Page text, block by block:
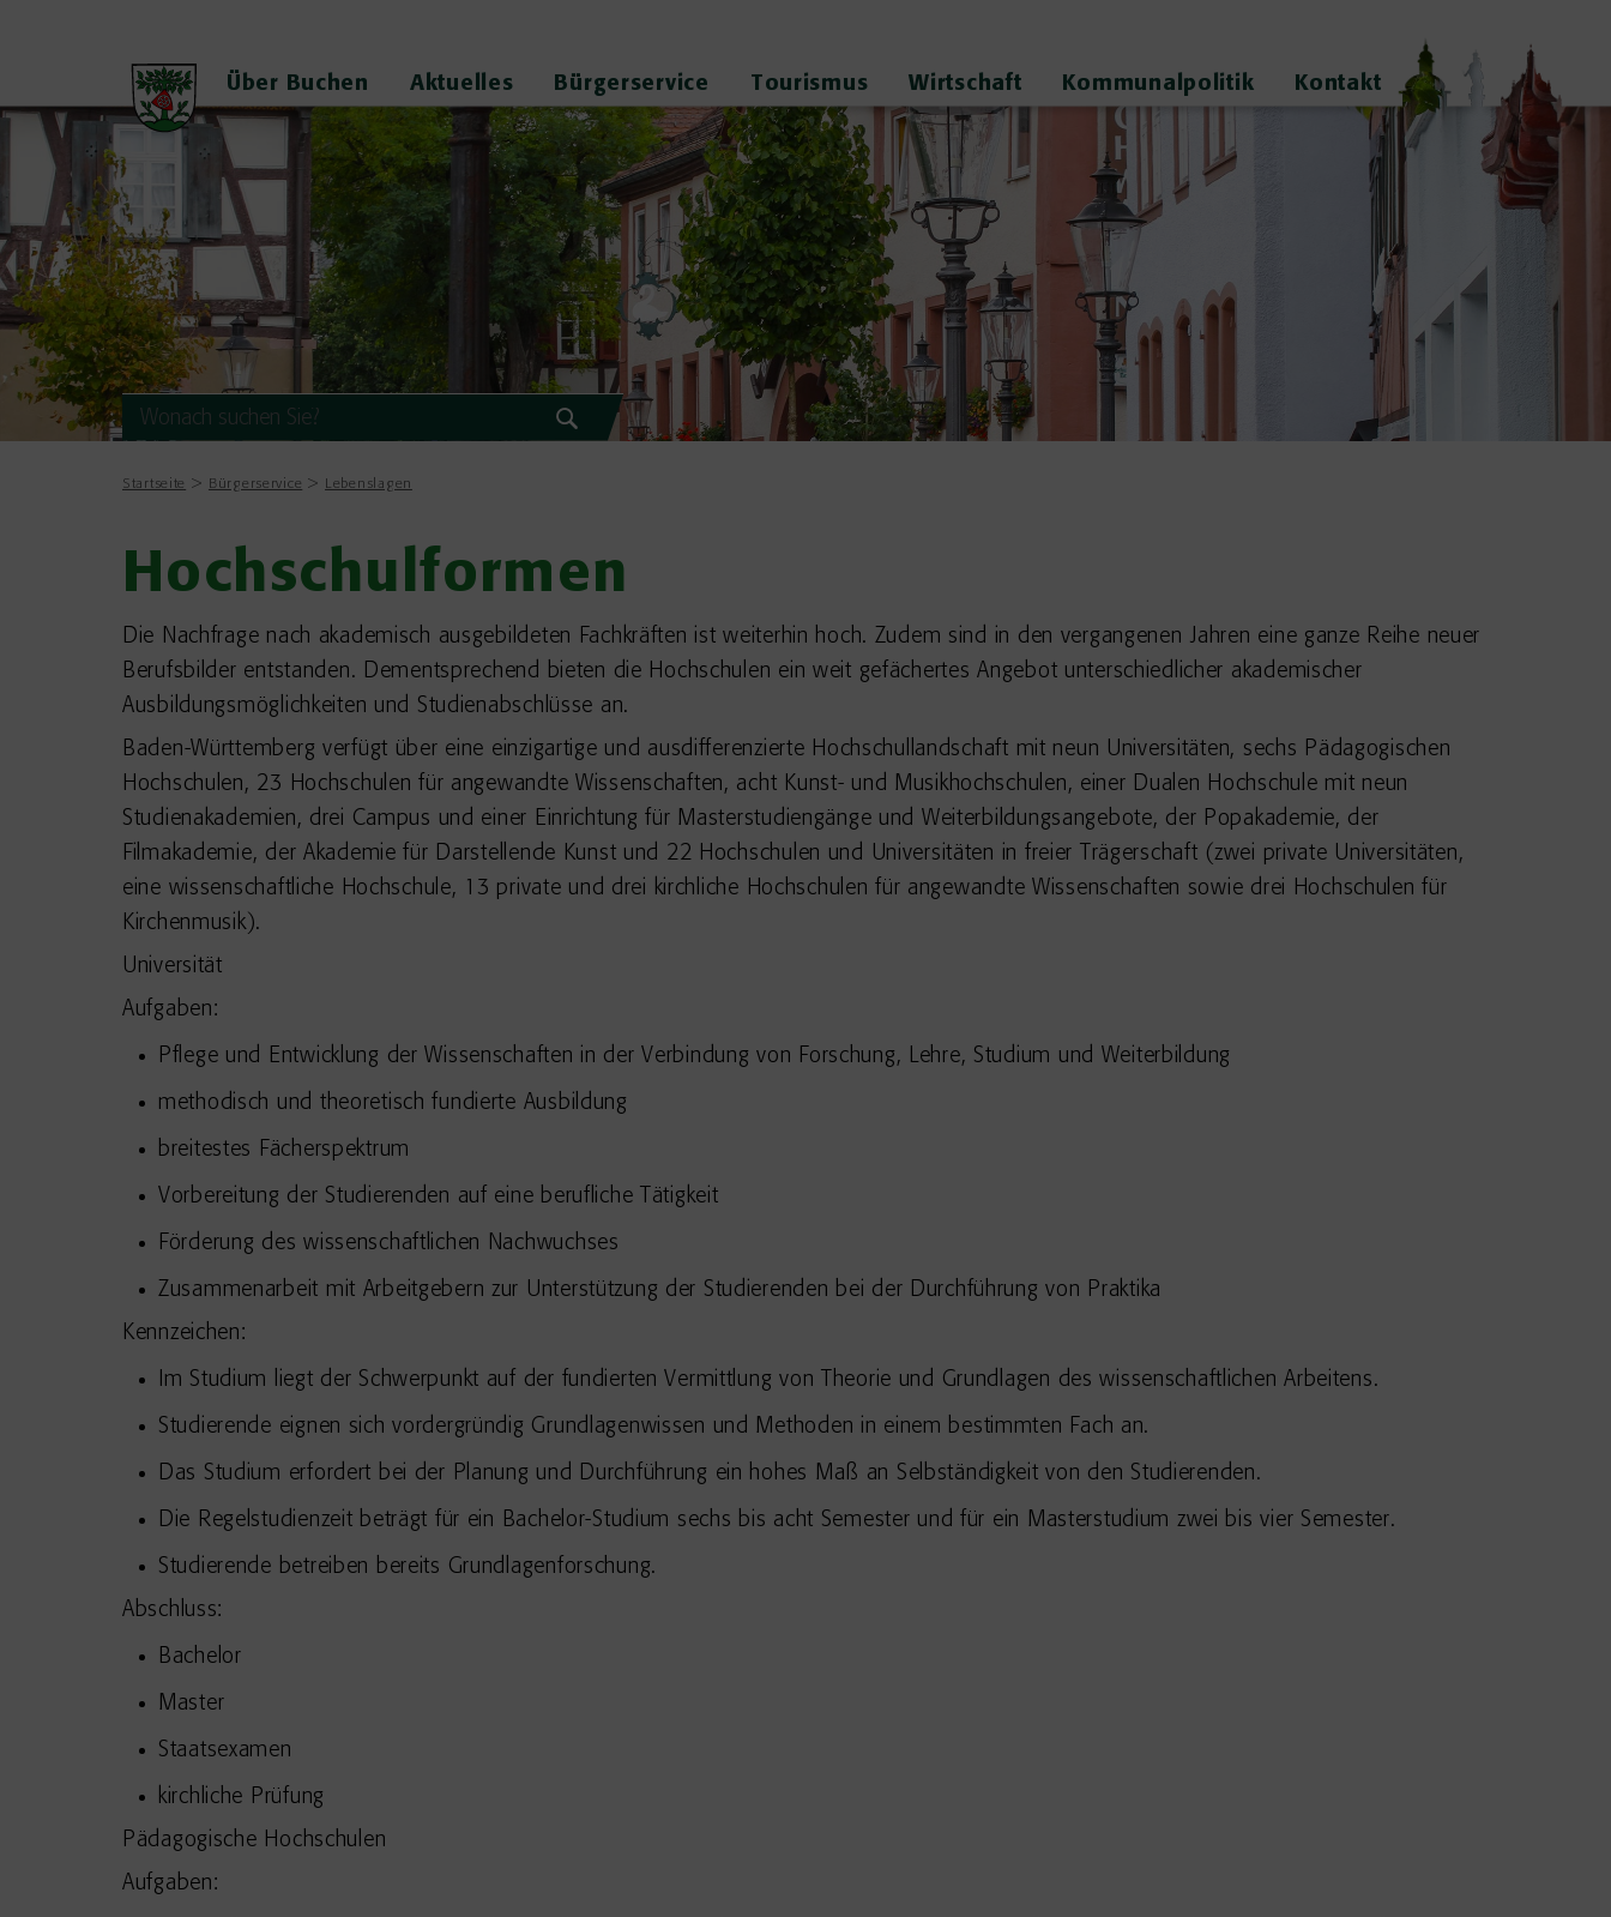
Über Buchen Aktuelles Bürgerservice Tourismus Wirtschaft Kommunalpolitik Kontakt
Startseite Bürgerservice Lebenslagen
Hochschulformen
Die Nachfrage nach akademisch ausgebildeten Fachkräften ist weiterhin hoch. Zudem sind in den vergangenen Jahren eine ganze Reihe neuer
Berufsbilder entstanden. Dementsprechend bieten die Hochschulen ein weit gefächertes Angebot unterschiedlicher akademischer
Ausbildungsmöglichkeiten und Studienabschlüsse an.
Baden-Württemberg verfügt über eine einzigartige und ausdifferenzierte Hochschullandschaft mit neun Universitäten, sechs Pädagogischen
Hochschulen, 23 Hochschulen für angewandte Wissenschaften, acht Kunst- und Musikhochschulen, einer Dualen Hochschule mit neun
Studienakademien, drei Campus und einer Einrichtung für Masterstudiengänge und Weiterbildungsangebote, der Popakademie, der
Filmakademie, der Akademie für Darstellende Kunst und 22 Hochschulen und Universitäten in freier Trägerschaft (zwei private Universitäten,
eine wissenschaftliche Hochschule, 13 private und drei kirchliche Hochschulen für angewandte Wissenschaften sowie drei Hochschulen für
Kirchenmusik).
Universität
Aufgaben:
Pflege und Entwicklung der Wissenschaften in der Verbindung von Forschung, Lehre, Studium und Weiterbildung
methodisch und theoretisch fundierte Ausbildung
breitestes Fächerspektrum
Vorbereitung der Studierenden auf eine berufliche Tätigkeit
Förderung des wissenschaftlichen Nachwuchses
Zusammenarbeit mit Arbeitgebern zur Unterstützung der Studierenden bei der Durchführung von Praktika
Kennzeichen:
Im Studium liegt der Schwerpunkt auf der fundierten Vermittlung von Theorie und Grundlagen des wissenschaftlichen Arbeitens.
Studierende eignen sich vordergründig Grundlagenwissen und Methoden in einem bestimmten Fach an.
Das Studium erfordert bei der Planung und Durchführung ein hohes Maß an Selbständigkeit von den Studierenden.
Die Regelstudienzeit beträgt für ein Bachelor-Studium sechs bis acht Semester und für ein Masterstudium zwei bis vier Semester.
Studierende betreiben bereits Grundlagenforschung.
Abschluss:
Bachelor
Master
Staatsexamen
kirchliche Prüfung
Pädagogische Hochschulen
Aufgaben: